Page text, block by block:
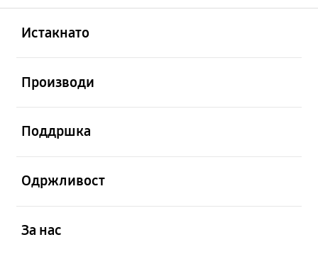
Истакнато
Производи
Поддршка
Одржливост
За нас